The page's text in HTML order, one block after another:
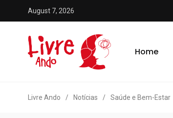
August 7, 2026
Home
Livre Ando / Notícias / Saúde e Bem-Estar